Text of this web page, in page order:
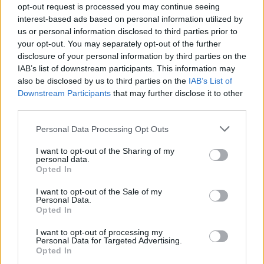
opt-out request is processed you may continue seeing
interest-based ads based on personal information utilized by
us or personal information disclosed to third parties prior to
your opt-out. You may separately opt-out of the further
disclosure of your personal information by third parties on the
IAB’s list of downstream participants. This information may
also be disclosed by us to third parties on the IAB’s List of
Downstream Participants that may further disclose it to other
Personal Data Processing Opt Outs
I want to opt-out of the Sharing of my
personal data.
Opted In
I want to opt-out of the Sale of my
Personal Data.
Opted In
I want to opt-out of processing my
Personal Data for Targeted Advertising.
Opted In
Τα ακίνητα είναι ένας τομέας όπου η τράπεζα
έχει ήδη «χτίσει» πορτοφόλιο 800 εκατ. ευρώ,
με τελευταίο απόκτημα το Μινιόν,
επενδύοντας σε ακίνητα στην Ελλάδα (σε